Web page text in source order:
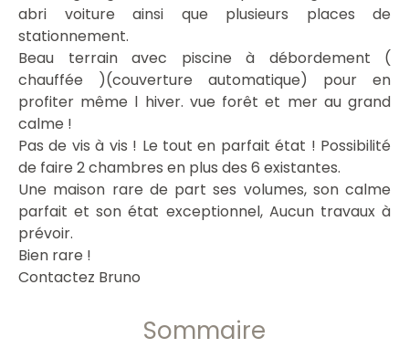
abri voiture ainsi que plusieurs places de
stationnement.
Beau terrain avec piscine à débordement (
chauffée )(couverture automatique) pour en
profiter même l hiver. vue forêt et mer au grand
calme !
Pas de vis à vis ! Le tout en parfait état ! Possibilité
de faire 2 chambres en plus des 6 existantes.
Une maison rare de part ses volumes, son calme
parfait et son état exceptionnel, Aucun travaux à
prévoir.
Bien rare !
Contactez Bruno
Sommaire